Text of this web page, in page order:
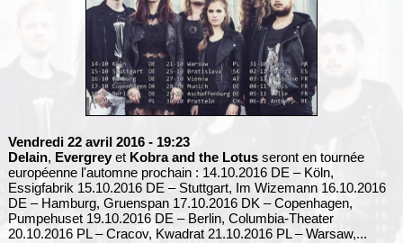
Vendredi 22 avril 2016 - 19:23
Delain, Evergreyet Kobra and the Lotusseront en tournée
européenne l'automne prochain : 14.10.2016 DE – Köln,
Essigfabrik 15.10.2016 DE – Stuttgart, Im Wizemann 16.10.2016
DE – Hamburg, Gruenspan 17.10.2016 DK – Copenhagen,
Pumpehuset 19.10.2016 DE – Berlin, Columbia-Theater
20.10.2016 PL – Cracov, Kwadrat 21.10.2016 PL – Warsaw,...